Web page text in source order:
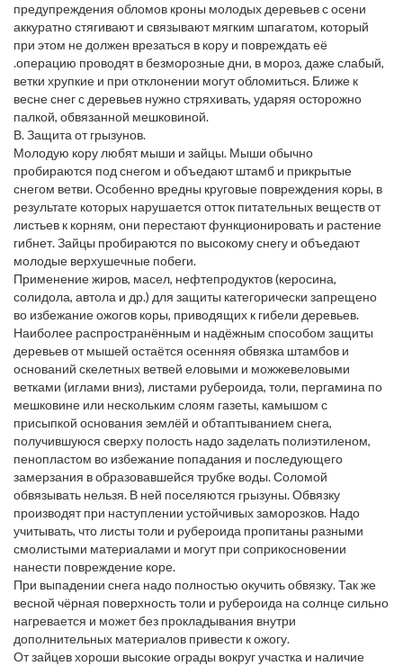
предупреждения обломов кроны молодых деревьев с осени
аккуратно стягивают и связывают мягким шпагатом, который
при этом не должен врезаться в кору и повреждать её
.операцию проводят в безморозные дни, в мороз, даже слабый,
ветки хрупкие и при отклонении могут обломиться. Ближе к
весне снег с деревьев нужно стряхивать, ударяя осторожно
палкой, обвязанной мешковиной.
В. Защита от грызунов.
Молодую кору любят мыши и зайцы. Мыши обычно
пробираются под снегом и объедают штамб и прикрытые
снегом ветви. Особенно вредны круговые повреждения коры, в
результате которых нарушается отток питательных веществ от
листьев к корням, они перестают функционировать и растение
гибнет. Зайцы пробираются по высокому снегу и объедают
молодые верхушечные побеги.
Применение жиров, масел, нефтепродуктов (керосина,
солидола, автола и др.) для защиты категорически запрещено
во избежание ожогов коры, приводящих к гибели деревьев.
Наиболее распространённым и надёжным способом защиты
деревьев от мышей остаётся осенняя обвязка штамбов и
оснований скелетных ветвей еловыми и можжевеловыми
ветками (иглами вниз), листами рубероида, толи, пергамина по
мешковине или нескольким слоям газеты, камышом с
присыпкой основания землёй и обтаптыванием снега,
получившуюся сверху полость надо заделать полиэтиленом,
пенопластом во избежание попадания и последующего
замерзания в образовавшейся трубке воды. Соломой
обвязывать нельзя. В ней поселяются грызуны. Обвязку
производят при наступлении устойчивых заморозков. Надо
учитывать, что листы толи и рубероида пропитаны разными
смолистыми материалами и могут при соприкосновении
нанести повреждение коре.
При выпадении снега надо полностью окучить обвязку. Так же
весной чёрная поверхность толи и рубероида на солнце сильно
нагревается и может без прокладывания внутри
дополнительных материалов привести к ожогу.
От зайцев хороши высокие ограды вокруг участка и наличие